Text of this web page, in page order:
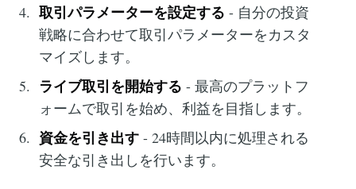
取引パラメーターを設定する - 自分の投資
戦略に合わせて取引パラメーターをカスタ
マイズします。
ライブ取引を開始する - 最高のプラットフ
ォームで取引を始め、利益を目指します。
資金を引き出す- 24時間以内に処理される
安全な引き出しを行います。